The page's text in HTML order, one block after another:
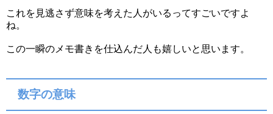
これを見逃さず意味を考えた人がいるってすごいですよ
ね。
この一瞬のメモ書きを仕込んだ人も嬉しいと思います。
数字の意味